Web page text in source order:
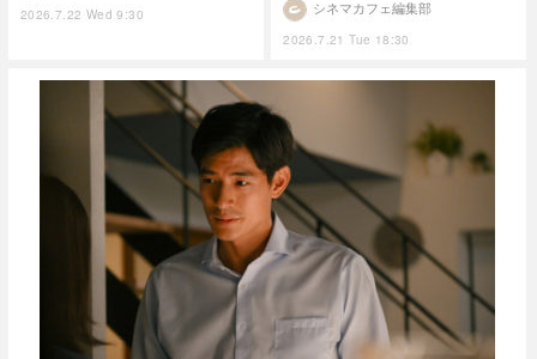
2026.7.22 Wed 9:30
2026.7.21 Tue 18:30
シネマカフェ編集部